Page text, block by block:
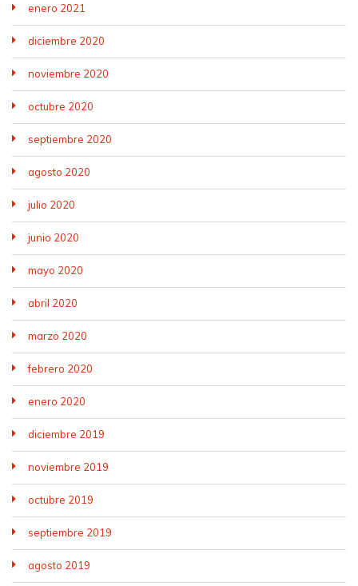
enero 2021
diciembre 2020
noviembre 2020
octubre 2020
septiembre 2020
agosto 2020
julio 2020
junio 2020
mayo 2020
abril 2020
marzo 2020
febrero 2020
enero 2020
diciembre 2019
noviembre 2019
octubre 2019
septiembre 2019
agosto 2019